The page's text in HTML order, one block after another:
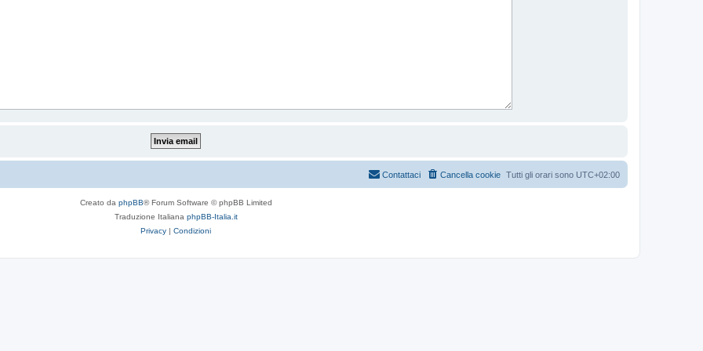
Tutti gli orari sono UTC+02:00
Cancella cookie
Contattaci
Creato da phpBB® Forum Software © phpBB Limited
Traduzione Italiana phpBB-Italia.it
Privacy | Condizioni